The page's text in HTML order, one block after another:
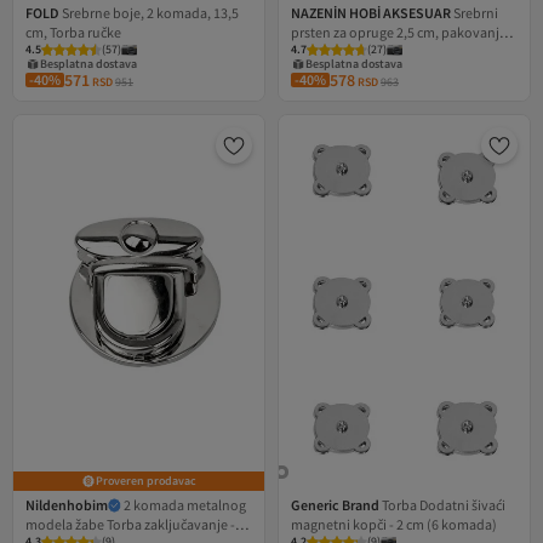
FOLD Srebrne boje, 2 komada, 13,5
cm, Torba ručke
4.5 (57)
Besplatna dostava
-40% 571 RSD951
NAZENİN HOBİ AKSESUAR Srebrni
prsten za opruge 2,5 cm, pakovanje
od 10 komada
4.7 (27)
Besplatna dostava
-40% 578 RSD963
Proveren prodavac
Nildenhobim
2 komada metalnog
modela žabe Torba zaključavanje -
Najniža cena u 30 dana
Besplatna dostava
Generic Brand Torba Dodatni šivaći
magnetni kopči - 2 cm (6 komada)